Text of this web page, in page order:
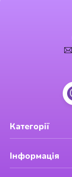
Категорії
Інформація